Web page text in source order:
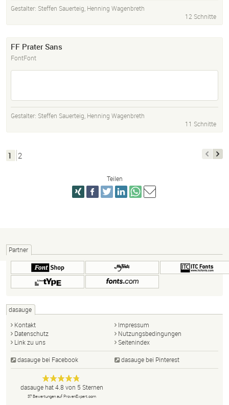
Gestalter: Steffen Sauerteig, Henning Wagenbreth
12 Schnitte
FF Prater Sans
FontFont
Gestalter: Steffen Sauerteig, Henning Wagenbreth
11 Schnitte
1 2
Teilen
Partner
dasauge
Kontakt
Impressum
Datenschutz
Nutzungsbedingungen
Link zu uns
Seitenindex
dasauge bei Facebook dasauge bei Pinterest
dasauge
Designer,
Fotografen,
Anonym
dasaugehat4.8 von 5 Sternen
37Bewertungen auf ProvenExpert.com